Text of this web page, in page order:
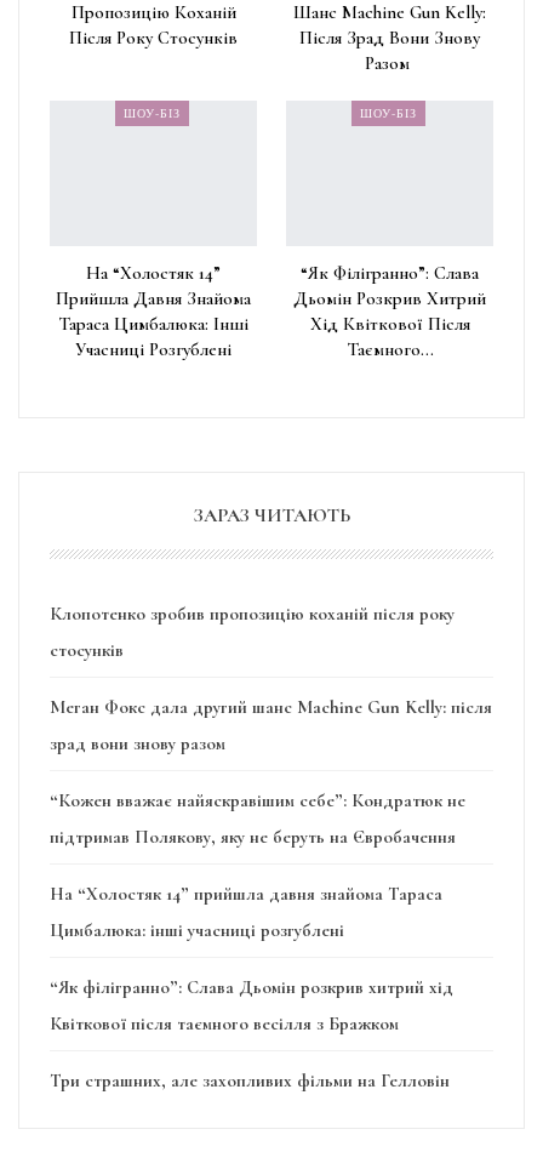
Пропозицію Коханій
Після Року Стосунків
Шанс Machine Gun Kelly:
Після Зрад Вони Знову
Разом
ШОУ-БІЗ
На “Холостяк 14”
Прийшла Давня Знайома
Тараса Цимбалюка: Інші
Учасниці Розгублені
ШОУ-БІЗ
“Як Філігранно”: Слава
Дьомін Розкрив Хитрий
Хід Квіткової Після
Таємного…
ЗАРАЗ ЧИТАЮТЬ
Клопотенко зробив пропозицію коханій після року
стосунків
Меган Фокс дала другий шанс Machine Gun Kelly: після
зрад вони знову разом
“Кожен вважає найяскравішим себе”: Кондратюк не
підтримав Полякову, яку не беруть на Євробачення
На “Холостяк 14” прийшла давня знайома Тараса
Цимбалюка: інші учасниці розгублені
“Як філігранно”: Слава Дьомін розкрив хитрий хід
Квіткової після таємного весілля з Бражком
Три страшних, але захопливих фільми на Гелловін